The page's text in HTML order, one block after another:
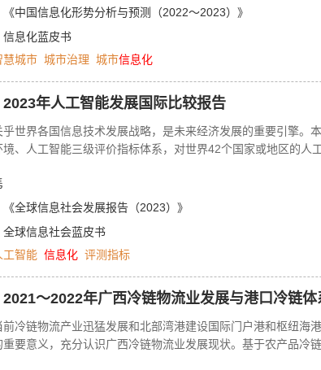
落地实践，以数据、技术、场景的深度融合助力城市共建共享
《中国信息化形势分析与预测（2022～2023）》
信息化蓝皮书
慧城市 城市治理 城市信息化
2023年人工智能发展国际比较报告
乎世界各国信息技术发展战略，是未来经济发展的重要引擎。
、人工智能三级评价指标体系，对世界42个国家或地区的人
、北美洲、欧洲三个区域。在人工智能发展中，东亚国家在研
在研究教育方面更具有优势。
《全球信息社会发展报告（2023）》
全球信息社会蓝皮书
工智能 信息化 评测指标
2021～2022年广西冷链物流业发展与港口冷链体
前冷链物流产业迅猛发展和北部湾港建设国际门户港和枢纽海
重要意义，充分认识广西冷链物流业发展现状。基于农产品冷